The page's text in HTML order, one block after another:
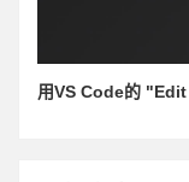
用VS Code的 "Edit